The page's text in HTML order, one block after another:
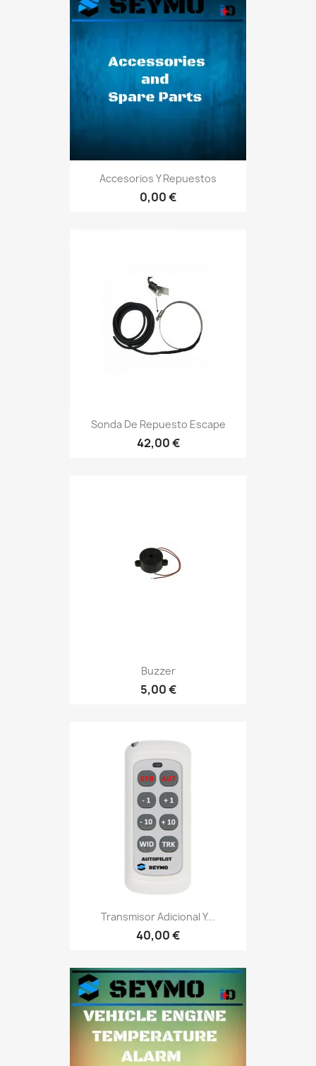
Accesorios Y Repuestos
0,00 €
Sonda De Repuesto Escape
42,00 €
Buzzer
5,00 €
Transmisor Adicional Y...
40,00 €